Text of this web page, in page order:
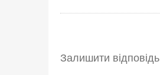
Залишити відповідь